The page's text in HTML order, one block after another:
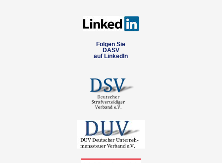
Folgen Sie
DASV
auf LinkedIn